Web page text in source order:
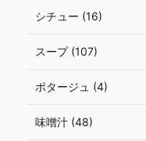
シチュー (16)
スープ (107)
ポタージュ (4)
味噌汁 (48)